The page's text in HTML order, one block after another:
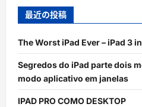
最近の投稿
The Worst iPad Ever – iPad 3
Segredos do iPad parte dois
modo aplicativo em janelas
IPAD PRO COMO DESKTOP